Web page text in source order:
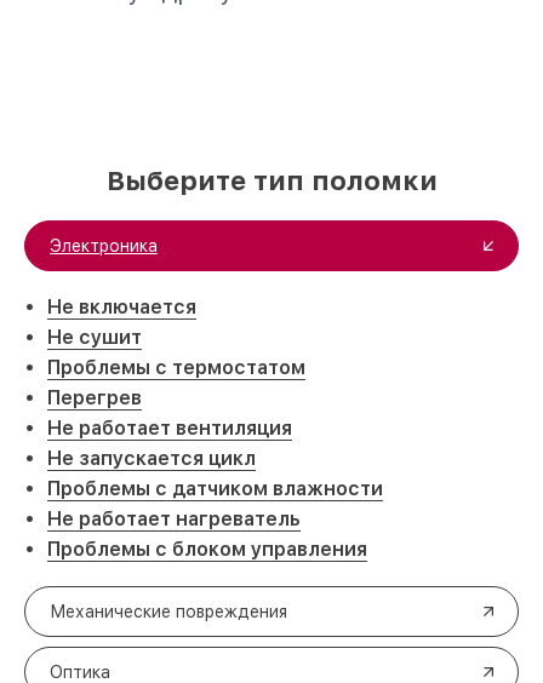
Выберите тип поломки
Электроника
Не включается
Не сушит
Проблемы с термостатом
Перегрев
Не работает вентиляция
Не запускается цикл
Проблемы с датчиком влажности
Не работает нагреватель
Проблемы с блоком управления
Механические повреждения
Оптика